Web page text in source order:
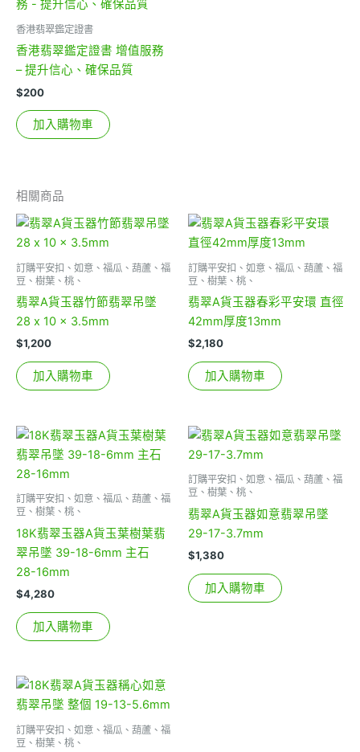
香港翡翠鑑定證書
香港翡翠鑑定證書 增值服務
– 提升信心、確保品質
$200
加入購物車
相關商品
訂購平安扣、如意、福瓜、葫蘆、福
豆、樹葉、桃、
翡翠A貨玉器竹節翡翠吊墜
28 x 10 x 3.5mm
$1,200
加入購物車
訂購平安扣、如意、福瓜、葫蘆、福
豆、樹葉、桃、
翡翠A貨玉器春彩平安環 直徑
42mm厚度13mm
$2,180
加入購物車
訂購平安扣、如意、福瓜、葫蘆、福
豆、樹葉、桃、
18K翡翠玉器A貨玉葉樹葉翡
翠吊墜 39-18-6mm 主石
28-16mm
$4,280
加入購物車
訂購平安扣、如意、福瓜、葫蘆、福
豆、樹葉、桃、
翡翠A貨玉器如意翡翠吊墜
29-17-3.7mm
$1,380
加入購物車
訂購平安扣、如意、福瓜、葫蘆、福
豆、樹葉、桃、